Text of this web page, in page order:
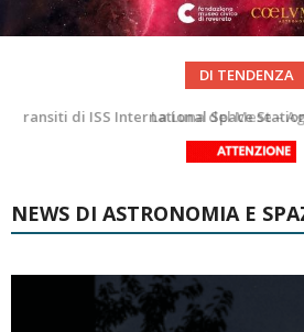
DI TENDENZA
La Luna del Mese –
NEWS DI ASTRONOMIA E